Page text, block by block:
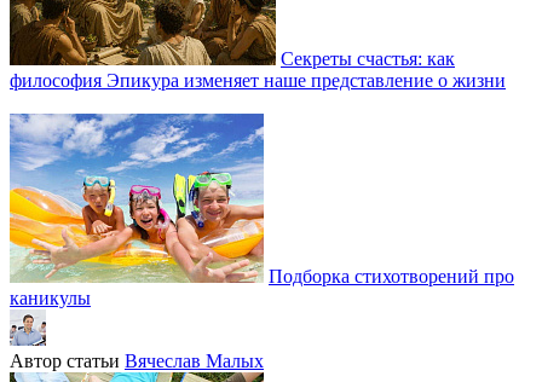
Секреты счастья: как
философия Эпикура изменяет наше представление о жизни
Подборка стихотворений про
каникулы
Автор статьи Вячеслав Малых